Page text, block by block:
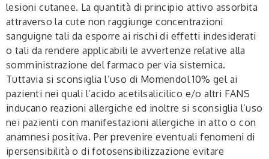
lesioni cutanee. La quantità di principio attivo assorbita
attraverso la cute non raggiunge concentrazioni
sanguigne tali da esporre ai rischi di effetti indesiderati
o tali da rendere applicabili le avvertenze relative alla
somministrazione del farmaco per via sistemica.
Tuttavia si sconsiglia l’uso di Momendol 10% gel ai
pazienti nei quali l’acido acetilsalicilico e/o altri FANS
inducano reazioni allergiche ed inoltre si sconsiglia l’uso
nei pazienti con manifestazioni allergiche in atto o con
anamnesi positiva. Per prevenire eventuali fenomeni di
ipersensibilità o di fotosensibilizzazione evitare